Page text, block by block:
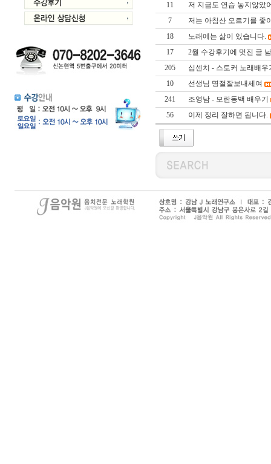
11
저 지금도 연습 놓지않았
7
저는 아침산 오르기를 좋
18
노래에는 삶이 있습니다.
17
2월 수강후기에 멋진 글
205
십센치 - 스토커 노래배
10
선생님 명절잘보내세여
241
조영남 - 모란동백 배우기
56
이제 정리 잘하면 됩니다.